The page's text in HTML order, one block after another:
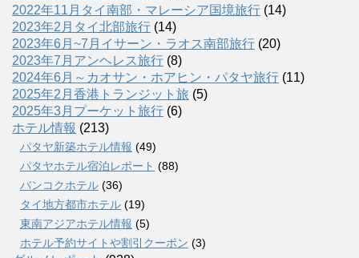
2022年11月タイ南部・マレーシア国境旅行 (14)
2023年2月タイ北部旅行 (14)
2023年6月~7月イサーン・ラオス南部旅行 (20)
2023年7月アンヘレス旅行 (8)
2024年6月～カオサン・ホアヒン・パタヤ旅行 (11)
2025年2月香港トランジット旅 (5)
2025年3月プーケット旅行 (6)
ホテル情報 (213)
パタヤ新築ホテル情報 (49)
パタヤホテル宿泊レポート (88)
バンコクホテル (36)
タイ地方都市ホテル (19)
東南アジアホテル情報 (5)
ホテル予約サイトや割引クーポン (3)